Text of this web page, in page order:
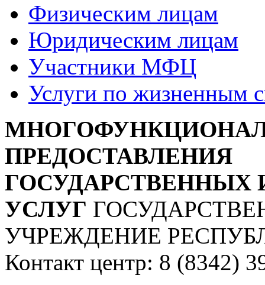
Физическим лицам
Юридическим лицам
Участники МФЦ
Услуги по жизненным
ПРЕДОСТАВЛЕНИЯ
УСЛУГ
УЧРЕЖДЕНИЕ
Контакт центр: 8 (8342)